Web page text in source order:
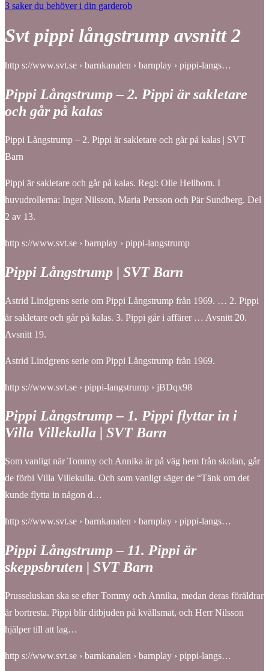
3 saker du behöver i din garderob
Svt pippi långstrump avsnitt 2
http s://www.svt.se › barnkanalen › barnplay › pippi-langs…
Pippi Långstrump – 2. Pippi är sakletare
och går på kalas
Pippi Långstrump – 2. Pippi är sakletare och går på kalas | SVT
Barn
Pippi är sakletare och går på kalas. Regi: Olle Hellbom. I
huvudrollerna: Inger Nilsson, Maria Persson och Pär Sundberg. Del
2 av 13.
http s://www.svt.se › barnplay › pippi-langstrump
Pippi Långstrump | SVT Barn
Astrid Lindgrens serie om Pippi Långstrump från 1969. … 2. Pippi
är sakletare och går på kalas. 3. Pippi går i affärer … Avsnitt 20.
Avsnitt 19.
Astrid Lindgrens serie om Pippi Långstrump från 1969.
http s://www.svt.se › pippi-langstrump › jBDqx98
Pippi Långstrump – 1. Pippi flyttar in i
Villa Villekulla | SVT Barn
Som vanligt när Tommy och Annika är på väg hem från skolan, går
de förbi Villa Villekulla. Och som vanligt säger de “Tänk om det
kunde flytta in någon d…
http s://www.svt.se › barnkanalen › barnplay › pippi-langs…
Pippi Långstrump – 11. Pippi är
skeppsbruten | SVT Barn
Prusseluskan ska se efter Tommy och Annika, medan deras föräldrar
är bortresta. Pippi blir ditbjuden på kvällsmat, och Herr Nilsson
hjälper till att lag…
http s://www.svt.se › barnkanalen › barnplay › pippi-langs…